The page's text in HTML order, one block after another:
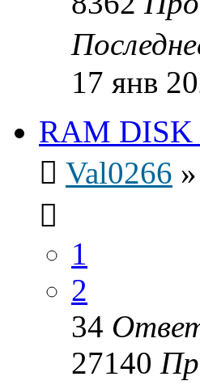
17 янв
RAM
Val0266 »
1
2
34
27140